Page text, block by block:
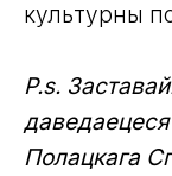
культурны
P.s.
Полацкага